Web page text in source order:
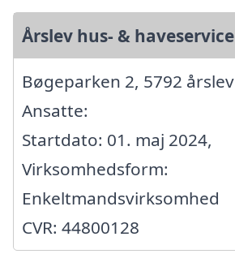
Årslev hus- & haveservice
Bøgeparken 2, 5792 årslev
Ansatte:
Startdato: 01. maj 2024,
Virksomhedsform:
Enkeltmandsvirksomhed
CVR: 44800128